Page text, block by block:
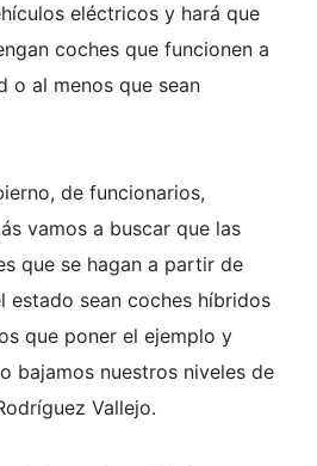
eléctricos y hará que
coches que funcionen a
o al menos que sean
de funcionarios,
vamos a buscar que las
que se hagan a partir de
estado sean coches híbridos
que poner el ejemplo y
bajamos nuestros niveles de
Vallejo.